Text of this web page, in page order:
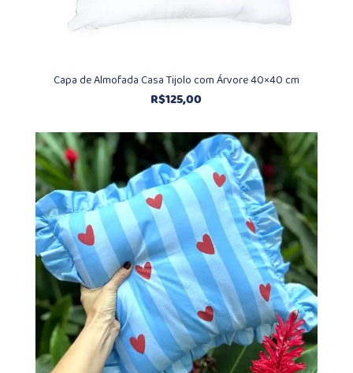
Capa de Almofada Casa Tijolo com Árvore 40×40 cm
R$125,00